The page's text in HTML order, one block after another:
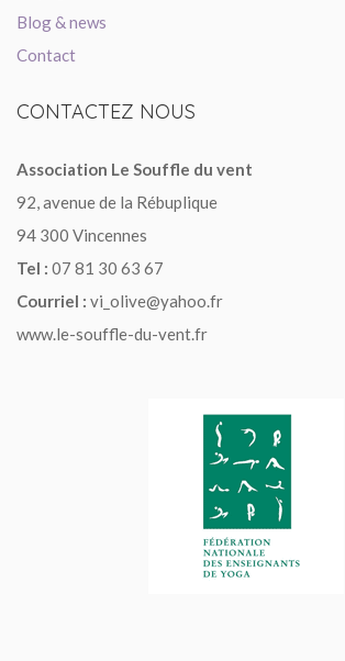
Blog & news
Contact
CONTACTEZ NOUS
Association Le Souffle du vent
92, avenue de la Rébuplique
94 300 Vincennes
Tel : 07 81 30 63 67
Courriel : vi_olive@yahoo.fr
www.le-souffle-du-vent.fr